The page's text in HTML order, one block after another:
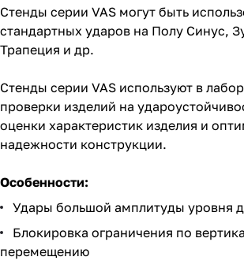
Стенды серии VAS могут быть
стандартных ударов на Полу Синус,
Трапеция и др.
Стенды серии VAS используют в
проверки изделий на
оценки характеристик изделия и
надежности конструкции.
Особенности:
Удары большой амплитуды уровня
Блокировка ограничения по
перемещению